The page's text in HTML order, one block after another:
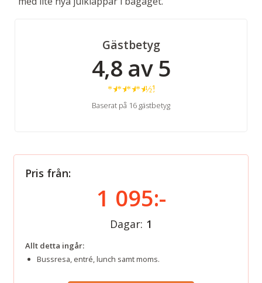
Gästbetyg
4,8 av 5
★★★★ ½
Baserat på 16 gästbetyg
Pris från:
1 095:-
Dagar: 1
Allt detta ingår:
Bussresa, entré, lunch samt moms.